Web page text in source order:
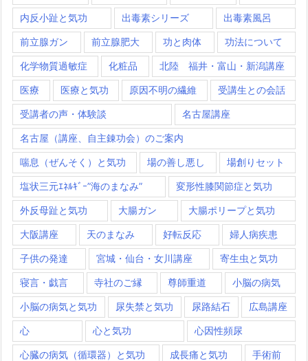
内反小趾と気功 出毒素シリーズ 出毒素風呂
前立腺ガン 前立腺肥大 功と肉体 功法について
化学物質過敏症 化粧品 北陸 福井・富山・新潟講座
医療 医療と気功 原因不明の繊維 受講生との会話
受講者の声・体験談 名古屋講座
名古屋（講座、自主錬功会）のご案内
喘息（ぜんそく）と気功 場の善し悪し 場創りセット
塩状三元ｴﾈﾙｷﾞｰ”海のまなみ” 変形性膝関節症と気功
外反母趾と気功 大腸ガン 大腸ポリープと気功
大阪講座 天のまなみ 好転反応 婦人病疾患
子供の発達 宮城・仙台・女川講座 寄生虫と気功
寝言・戯言 寺社のご縁 尊師重道 小脳の病気
小脳の病気と気功 尿失禁と気功 尿路結石 広島講座
心 心と気功 心因性頻尿
心臓の病気（循環器）と気功 成長痛と気功 手術前